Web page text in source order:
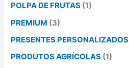
POLPA DE FRUTAS (1)
PREMIUM (3)
PRESENTES PERSONALIZADOS
PRODUTOS AGRÍCOLAS (1)